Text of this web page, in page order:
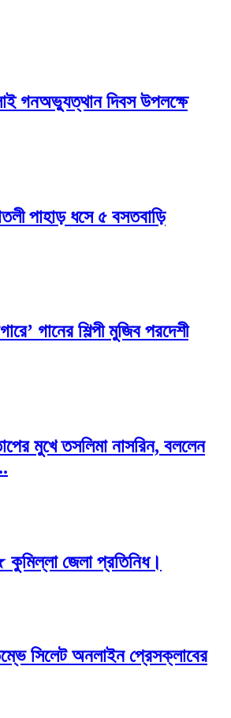
গনঅভ্যুত্থান দিবস উপলক্ষে
পাহাড় ধসে ৫ বসতবাড়ি
গানের শিল্পী মুজিব পরদেশী
মুখে তসলিমা নাসরিন, বললেন
জেলা প্রতিনিধ।
সিলেট অনলাইন প্রেসক্লাবের